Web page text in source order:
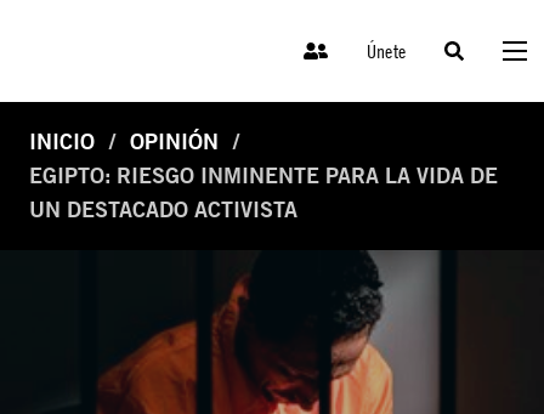
Únete
INICIO
OPINIÓN
EGIPTO: RIESGO INMINENTE PARA LA VIDA DE
UN DESTACADO ACTIVISTA